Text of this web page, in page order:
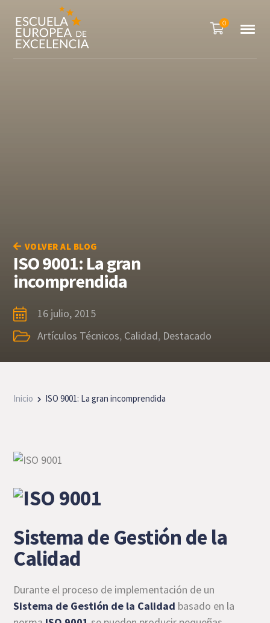
0
VOLVER AL BLOG
ISO 9001: La gran
incomprendida
16 julio, 2015
Artículos Técnicos, Calidad, Destacado
Inicio ISO 9001: La gran incomprendida
Sistema de Gestión de la
Calidad
Durante el proceso de implementación de un
Sistema de Gestión de la Calidad basado en la